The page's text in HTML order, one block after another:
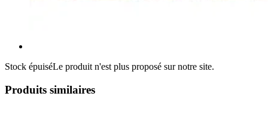
Stock épuiséLe produit n'est plus proposé sur notre site.
Produits similaires